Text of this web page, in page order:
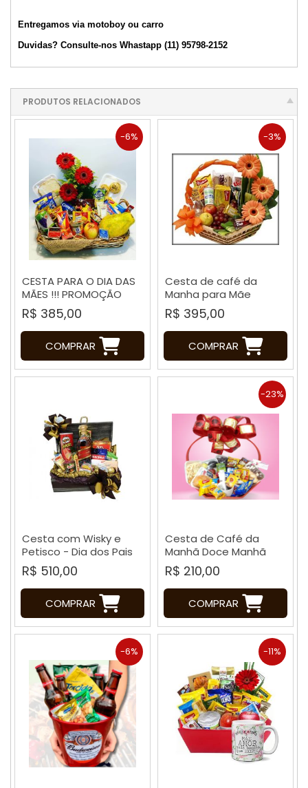
Entregamos via motoboy ou carro
Duvidas? Consulte-nos Whastapp (11) 95798-2152
PRODUTOS RELACIONADOS
-6%
CESTA PARA O DIA DAS
MÃES !!! PROMOÇÃO
R$ 385,00
COMPRAR
-3%
Cesta de café da
Manha para Mãe
R$ 395,00
COMPRAR
Cesta com Wisky e
Petisco - Dia dos Pais
R$ 510,00
COMPRAR
-23%
Cesta de Café da
Manhã Doce Manhã
R$ 210,00
COMPRAR
-6% -11%